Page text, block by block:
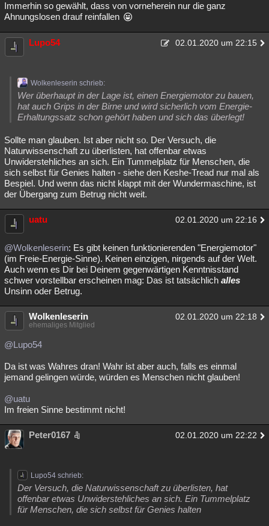
Immerhin so gewählt, dass von vorneherein nur die ganz
Ahnungslosen drauf reinfallen
Lupo54 02.01.2020 um 22:15
Wolkenleserin schrieb:
Wer überhaupt in der Lage ist, einen Energiemotor zu bauen,
hat auch Grips in der Birne und wird sicherlich vom Energie-
Erhaltungssatz schon gehört haben und sich das überlegt!
Sollte man glauben. Ist aber nicht so. Der Versuch, die
Naturwissenschaft zu überlisten, hat offenbar etwas
Unwiderstehliches an sich. Ein Tummelplatz für Menschen, die
sich selbst für Genies halten - siehe den Keshe-Tread nur mal als
Bespiel. Und wenn das nicht klappt mit der Wundermaschine, ist
der Übergang zum Betrug nicht weit.
uatu 02.01.2020 um 22:16
@Wolkenleserin: Es gibt keinen funktionierenden "Energiemotor"
(im Freie-Energie-Sinne). Keinen einzigen, nirgends auf der Welt.
Auch wenn es Dir bei Deinem gegenwärtigen Kenntnisstand
schwer vorstellbar erscheinen mag: Das ist tatsächlich alles
Unsinn oder Betrug.
Wolkenleserin 02.01.2020 um 22:18
ehemaliges Mitglied
@Lupo54
Da ist was Wahres dran! Wahr ist aber auch, falls es einmal
jemand gelingen würde, würden es Menschen nicht glauben!
@uatu
Im freien Sinne bestimmt nicht!
Peter0167 02.01.2020 um 22:22
Lupo54 schrieb:
Der Versuch, die Naturwissenschaft zu überlisten, hat
offenbar etwas Unwiderstehliches an sich. Ein Tummelplatz
für Menschen, die sich selbst für Genies halten